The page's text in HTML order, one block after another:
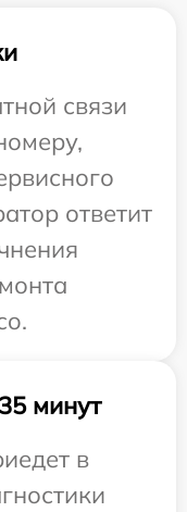
связи
ответит
минут
в